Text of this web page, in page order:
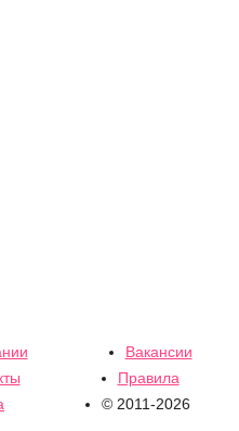
Вакансии
Правила
© 2011-2026